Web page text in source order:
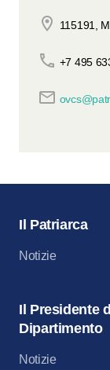
115191,
+7 495
Il Patriarca
Notizie
Il Presidente
Dipartimento
Notizie